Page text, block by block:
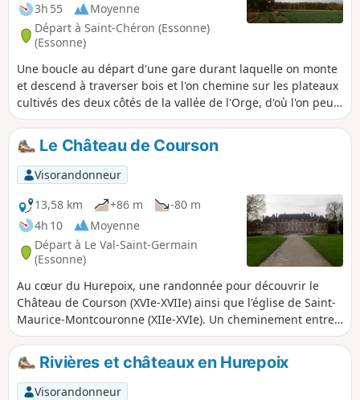
3h 55
Moyenne
Départ à Saint-Chéron (Essonne)
(Essonne)
Une boucle au départ d'une gare durant laquelle on monte
et descend à traverser bois et l'on chemine sur les plateaux
cultivés des deux côtés de la vallée de l'Orge, d'où l'on peut
bénéficier de points de vue étendus.
Le Château de Courson
Visorandonneur
13,58 km
+86 m
-80 m
4h 10
Moyenne
Départ à Le Val-Saint-Germain
(Essonne)
Au cœur du Hurepoix, une randonnée pour découvrir le
Château de Courson (XVIe-XVIIe) ainsi que l'église de Saint-
Maurice-Montcouronne (XIIe-XVIe). Un cheminement entre
champs et bois agrémenté de quelques ruisseaux.
Rivières et châteaux en Hurepoix
Visorandonneur